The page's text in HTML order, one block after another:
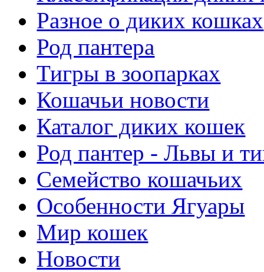
Разное о диких кошках
Род пантера
Тигры в зоопарках
Кошачьи новости
Каталог диких кошек
Род пантер - Львы и
Семейство кошачьих
Особенности Ягуары
Мир кошек
Новости